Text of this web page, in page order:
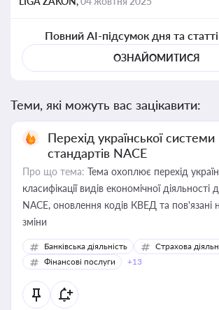
Повний AI-підсумок дня та
ОЗНАЙОМИТИСЯ
Теми, які можуть вас зацікавити:
Перехід української
стандартів NACE
Про що тема: Тема охоплює перехід
класифікації видів економічної діяльності
NACE, оновлення кодів КВЕД та пов'язані
зміни
Банківська діяльність
Страхова
Фінансові послуги
+13